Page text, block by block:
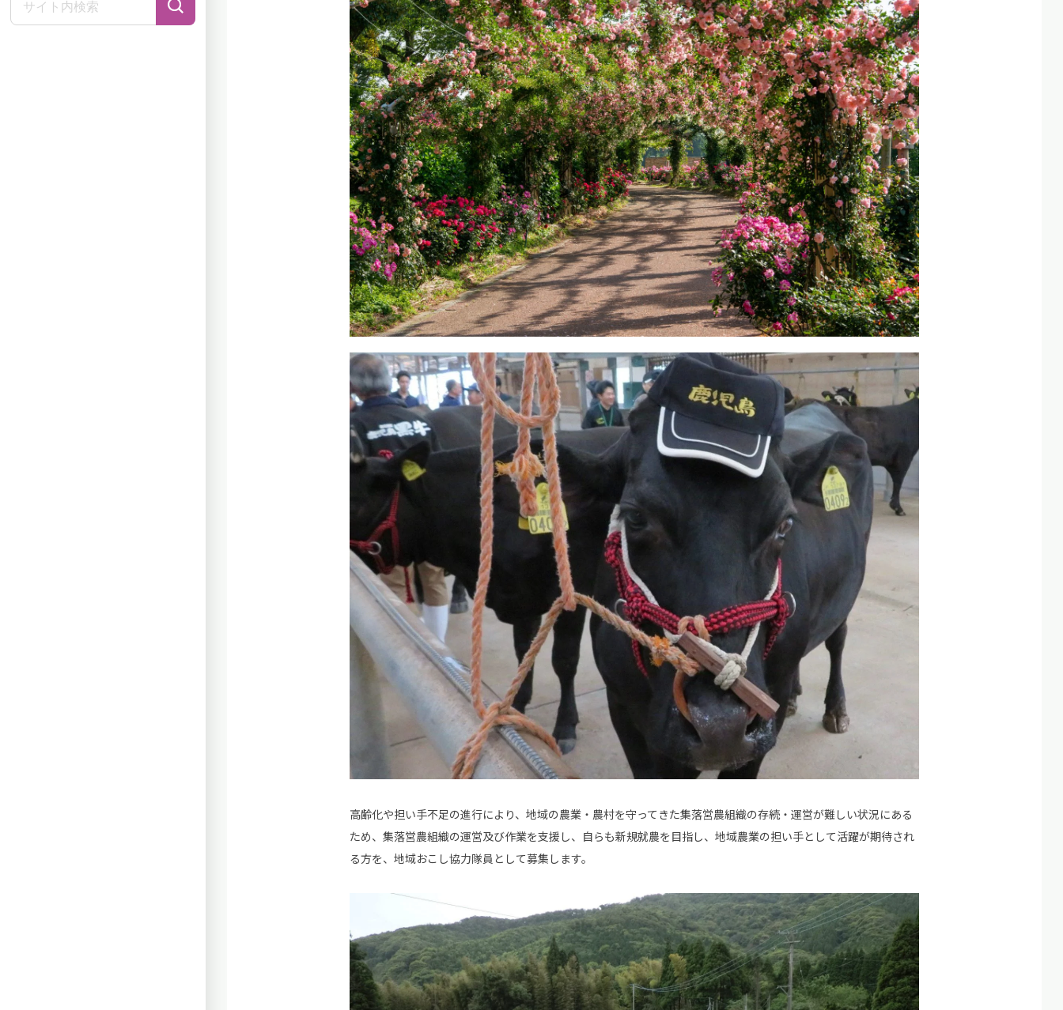
高齢化や担い手不足の進行により、地域の農業・農村を守ってきた集落営農組織の存続・運営が難しい状況にある
ため、集落営農組織の運営及び作業を支援し、自らも新規就農を目指し、地域農業の担い手として活躍が期待され
る方を、地域おこし協力隊員として募集します。